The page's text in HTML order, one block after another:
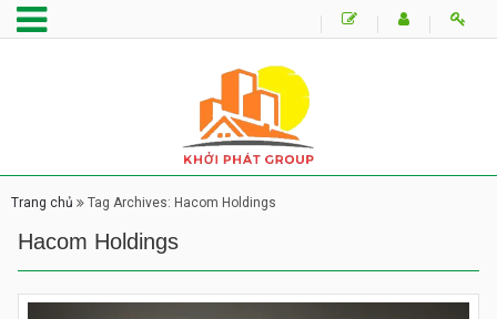
Trang chủ Tag Archives: Hacom Holdings
Hacom Holdings